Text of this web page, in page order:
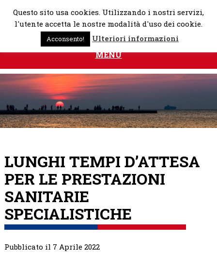
Skip
MENU
LUNGHI TEMPI D’ATTESA
PER LE PRESTAZIONI
SANITARIE
SPECIALISTICHE
Pubblicato il 7 Aprile 2022
Questo sito usa cookies. Utilizzando i nostri servizi,
l'utente accetta le nostre modalità d'uso dei cookie.
Acconsento! Ulteriori informazioni